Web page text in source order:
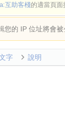
互助客棧的適當頁
您的 IP 位址將會
字 說明